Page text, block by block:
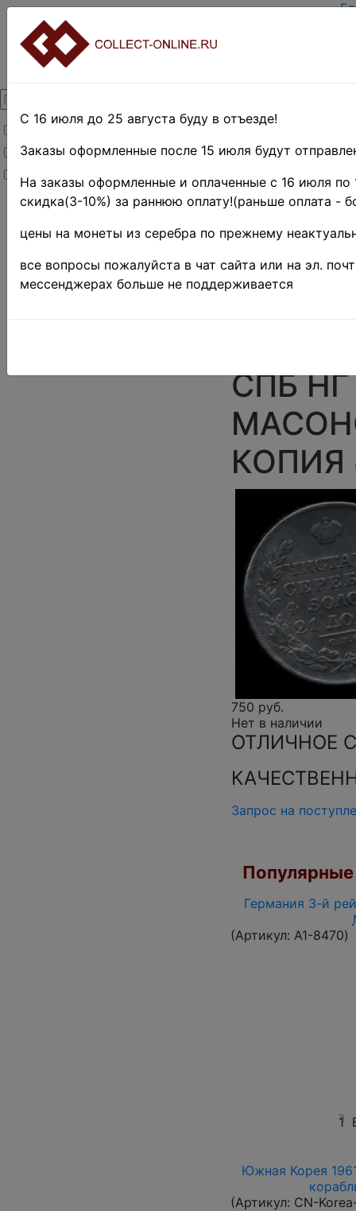
Товары со скидкой
Товары в наличии
Новинки
Главная»
»Монеты»
Россия до 1917
г.»Копии и
подделки»
СПБ НГ
КОПИЯ
750 руб.
Нет в наличии
ОТЛИЧНОЕ
Запрос на
Германия 3-й
(Артикул: A1-8470)
1
Южная Корея
(Артикул: CN-
С 16 июля до 25 августа буду в отъезде!
Заказы оформленные после 15 июля будут
На заказы оформленные и оплаченные с 16 июля по
скидка(3-10%) за раннюю оплату!(раньше оплата -
цены на монеты из серебра по прежнему
все вопросы пожалуйста в чат сайта или на эл.
мессенджерах больше не поддерживается